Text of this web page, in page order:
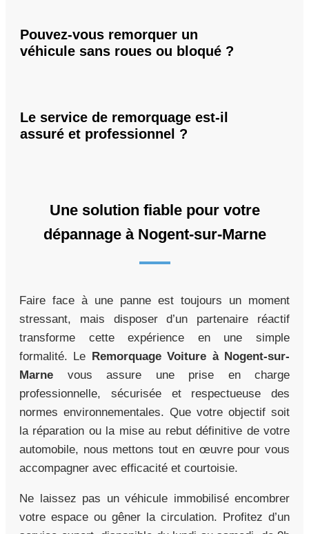
Pouvez-vous remorquer un
véhicule sans roues ou bloqué ?
Le service de remorquage est-il
assuré et professionnel ?
Une solution fiable pour votre
dépannage à Nogent-sur-Marne
Faire face à une panne est toujours un moment
stressant, mais disposer d’un partenaire réactif
transforme cette expérience en une simple
formalité. Le Remorquage Voiture à Nogent-sur-
Marne vous assure une prise en charge
professionnelle, sécurisée et respectueuse des
normes environnementales. Que votre objectif soit
la réparation ou la mise au rebut définitive de votre
automobile, nous mettons tout en œuvre pour vous
accompagner avec efficacité et courtoisie.
Ne laissez pas un véhicule immobilisé encombrer
votre espace ou gêner la circulation. Profitez d’un